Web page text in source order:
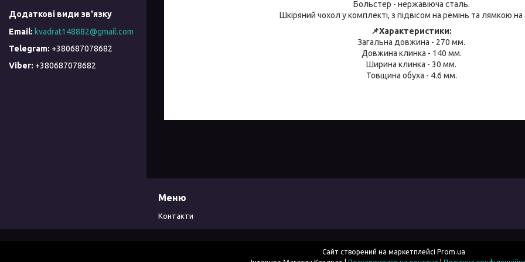
Больстер - нержавіюча сталь.
Шкіряний чохол у комплекті, з підвісом на ремінь та лямкою на
📌Характеристики:
Загальна довжина - 270 мм.
Довжина клинка - 140 мм.
Ширина клинка - 30 мм.
Товщина обуха - 4.6 мм.
kvadrat148882@gmail.com
+380687078682
+380687078682
Меню
Контакти
Сайт створений на маркетплейсі Prom.ua